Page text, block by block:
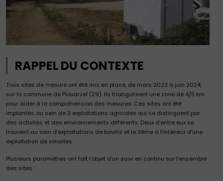
RAPPEL DU CONTEXTE
Trois sites de mesure ont été mis en place, de mars 2023 à juin 2024,
sur la commune de Plouarzel (29). Ils triangulisent une zone de 4/5 km
pour aider à la compréhension des mesures. Ces sites ont été
implantés au sein de 3 exploitations agricoles qui se distinguent par
des activités et des environnements différents. Deux d’entre eux se
trouvent au sein d’exploitations de bovins et le 3ème à l’intérieur d’une
exploitation de volailles.
Plusieurs paramètres ont fait l’objet d’un suivi en continu sur l’ensemble
des sites :